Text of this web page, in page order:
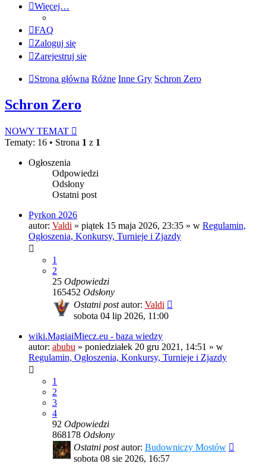
Więcej…
FAQ
Zaloguj się
Zarejestruj się
Strona główna Różne Inne Gry Schron Zero
Schron Zero
NOWY TEMAT
Tematy: 16 • Strona 1 z 1
Ogłoszenia
Odpowiedzi
Odsłony
Ostatni post
Pyrkon 2026
autor: Valdi » piątek 15 maja 2026, 23:35 » w Regulamin,
Ogłoszenia, Konkursy, Turnieje i Zjazdy
1
2
25 Odpowiedzi
165452 Odsłony
Ostatni postautor: Valdi
sobota 04 lip 2026, 11:00
wiki.MagiaiMiecz.eu - baza wiedzy
autor: abubu » poniedziałek 20 gru 2021, 14:51 » w
Regulamin, Ogłoszenia, Konkursy, Turnieje i Zjazdy
1
2
3
4
92 Odpowiedzi
868178 Odsłony
Ostatni postautor: Budowniczy Mostów
sobota 08 sie 2026, 16:57